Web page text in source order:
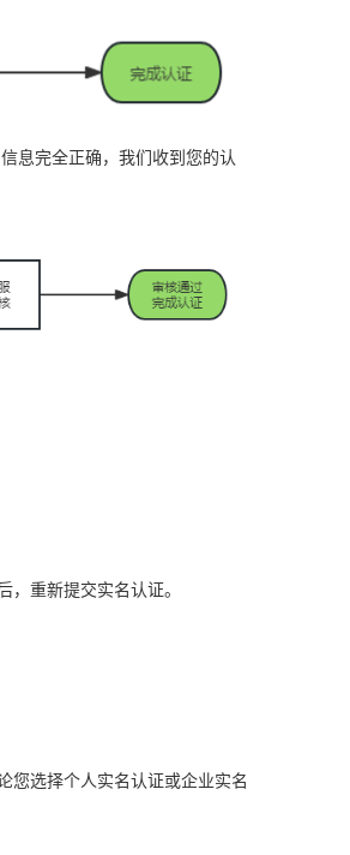
息完全正确，我们收到您的认
重新提交实名认证。
您选择个人实名认证或企业实名